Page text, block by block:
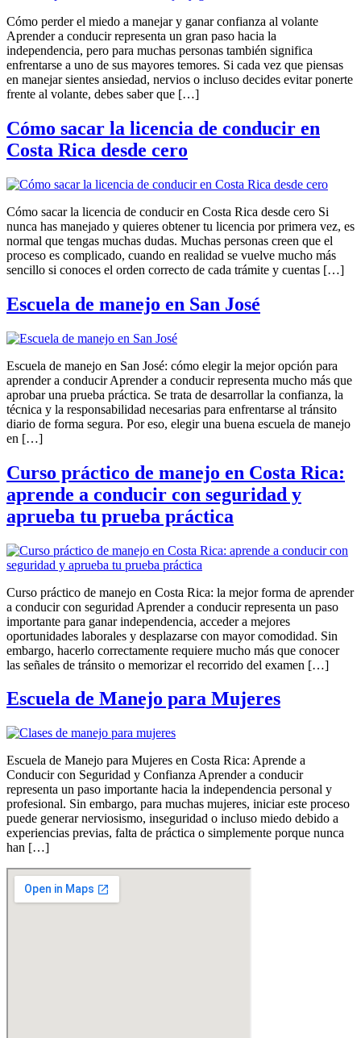
Cómo perder el miedo a manejar y ganar confianza al volante
Aprender a conducir representa un gran paso hacia la
independencia, pero para muchas personas también significa
enfrentarse a uno de sus mayores temores. Si cada vez que piensas
en manejar sientes ansiedad, nervios o incluso decides evitar ponerte
frente al volante, debes saber que […]
Cómo sacar la licencia de conducir en
Costa Rica desde cero
Cómo sacar la licencia de conducir en Costa Rica desde cero Si
nunca has manejado y quieres obtener tu licencia por primera vez, es
normal que tengas muchas dudas. Muchas personas creen que el
proceso es complicado, cuando en realidad se vuelve mucho más
sencillo si conoces el orden correcto de cada trámite y cuentas […]
Escuela de manejo en San José
Escuela de manejo en San José: cómo elegir la mejor opción para
aprender a conducir Aprender a conducir representa mucho más que
aprobar una prueba práctica. Se trata de desarrollar la confianza, la
técnica y la responsabilidad necesarias para enfrentarse al tránsito
diario de forma segura. Por eso, elegir una buena escuela de manejo
en […]
Curso práctico de manejo en Costa Rica:
aprende a conducir con seguridad y
aprueba tu prueba práctica
Curso práctico de manejo en Costa Rica: la mejor forma de aprender
a conducir con seguridad Aprender a conducir representa un paso
importante para ganar independencia, acceder a mejores
oportunidades laborales y desplazarse con mayor comodidad. Sin
embargo, hacerlo correctamente requiere mucho más que conocer
las señales de tránsito o memorizar el recorrido del examen […]
Escuela de Manejo para Mujeres
Escuela de Manejo para Mujeres en Costa Rica: Aprende a
Conducir con Seguridad y Confianza Aprender a conducir
representa un paso importante hacia la independencia personal y
profesional. Sin embargo, para muchas mujeres, iniciar este proceso
puede generar nerviosismo, inseguridad o incluso miedo debido a
experiencias previas, falta de práctica o simplemente porque nunca
han […]